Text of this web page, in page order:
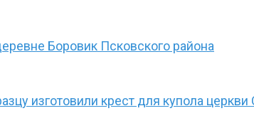
Боровик Псковского района
изготовили крест для купола